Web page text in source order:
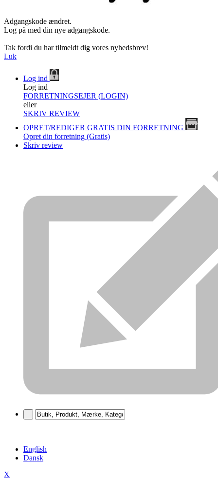
Adgangskode ændret.
Log på med din nye adgangskode.
Tak fordi du har tilmeldt dig vores nyhedsbrev!
Luk
Log ind
Log ind
FORRETNINGSEJER (LOGIN)
eller
SKRIV REVIEW
OPRET/REDIGER GRATIS DIN FORRETNING
Opret din forretning (Gratis)
Skriv review
English
Dansk
X